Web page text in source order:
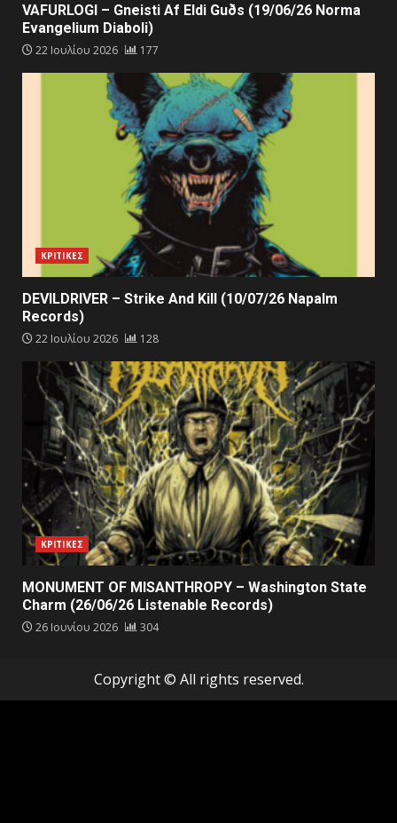
VAFURLOGI – Gneisti Af Eldi Guðs (19/06/26 Norma
Evangelium Diaboli)
22 Ιουλίου 2026 177
ΚΡΙΤΙΚΕΣ
DEVILDRIVER – Strike And Kill (10/07/26 Napalm
Records)
22 Ιουλίου 2026 128
ΚΡΙΤΙΚΕΣ
MONUMENT OF MISANTHROPY – Washington State
Charm (26/06/26 Listenable Records)
26 Ιουνίου 2026 304
Copyright © All rights reserved.